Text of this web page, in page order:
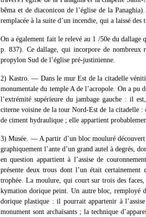
bêma et de diaconicon de l’église de la
remplacée à la suite d’un incendie, qui a laissé des
On a également fait le relevé au 1 /50e du
p. 837). Ce dallage, qui incorpore de nombreux
propylon Sud de l’église pré-justinienne.
2) Kastro. — Dans le mur Est de la citadelle
monumentale du temple A de l’acropole. On a pu
l’extrémité supérieure du jambage gauche : il
citerne voisine de la tour Nord-Est de la citadelle :
de ciment hydraulique ; elle appartient
3) Musée. — A partir d’un bloc mouluré
graphiquement l’ante d’un grand autel à degrés,
en question appartient à l’assise de
présente deux trous dont l’un était certainement
trophée. La moulure, qui court sur trois des
kymation dorique peint. Un autre bloc, remployé
dorique plastique : il pourrait appartenir à
monument sont archaïsants ; la technique